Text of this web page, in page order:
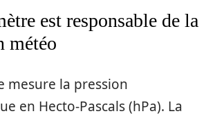
est responsable de la
météo
mesure la pression
en Hecto-Pascals (hPa). La